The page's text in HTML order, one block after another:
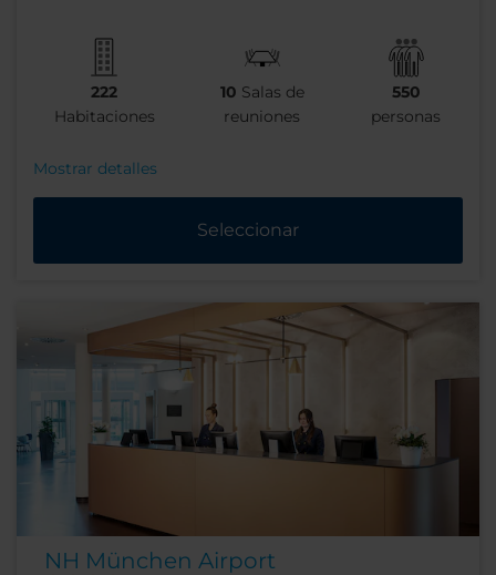
222
Habitaciones
10 Salas de
reuniones
550
personas
Mostrar detalles
Seleccionar
NH München Airport